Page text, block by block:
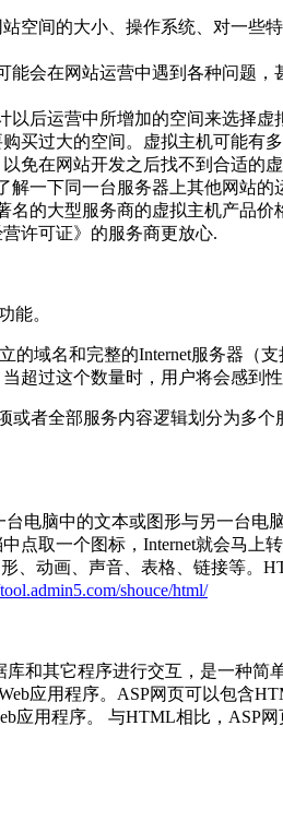
空间的大小、操作系统、对一些
能会在网站运营中遇到各种问题
以后运营中所增加的空间来选择
买过大的空间。虚拟主机可能有
免在网站开发之后找不到合适的虚
一下同一台服务器上其他网站的
的大型服务商的虚拟主机产品价
许可证》的服务商更放心.
能。
域名和完整的Internet服务器（
超过这个数量时，用户将会感到性
者全部服务内容逻辑划分为多个
电脑中的文本或图形与另一台电
取一个图标，Internet就会马上
、动画、声音、表格、链接等。
shouce/html/
和其它程序进行交互，是一种简
应用程序。ASP网页可以包含
用程序。 与HTML相比，ASP网